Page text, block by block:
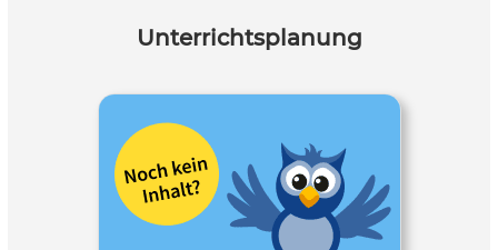
Unterrichtsplanung